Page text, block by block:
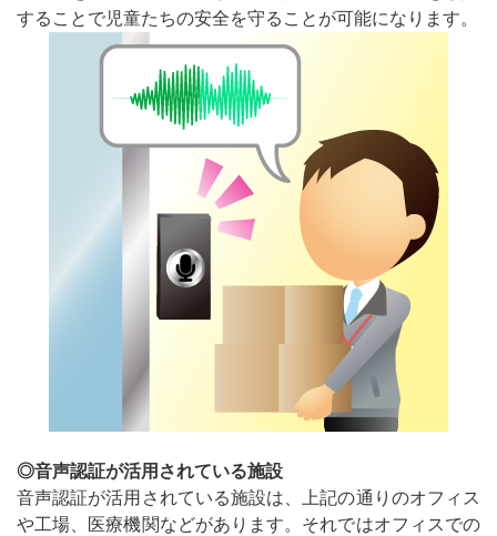
することで児童たちの安全を守ることが可能になります。
◎音声認証が活用されている施設
音声認証が活用されている施設は、上記の通りのオフィス
や工場、医療機関などがあります。それではオフィスでの